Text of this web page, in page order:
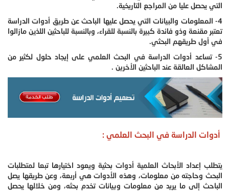
التي يحصل عليا من المراجع التاريخية.
4- المعلومات والبيانات التي يحصل عليها الباحث عن طريق أدوات الدراسة
تعتبر مقنعة وذو فائدة كبيرة بالنسبة للقراء، وبالنسبة للباحثين اللذين مازالوا
في أول طريقهم البحثي.
5- تساعد أدوات الدراسة في البحث العلمي على إيجاد حلول لكثير من
المشاكل العالقة عند الباحثين الأخرين .
أدوات الدراسة في البحث العلمي :
يتطلب إعداد الأبحاث العلمية أدوات بحثية ويعود اختيارها تبعا لمتطلبات
البحث وحاجته من معلومات، وهذه الأدوات هي أربعة، وعن طريقها يصل
الباحث إلى ما يريد من معلومات وبيانات تخدم بحثه، ومن خلالها يحصل